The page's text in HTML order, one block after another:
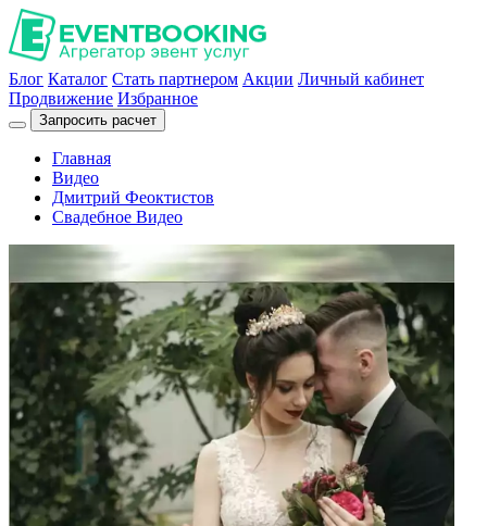
Блог Каталог Стать партнером Акции Личный кабинет
Продвижение Избранное
Запросить расчет
Главная
Видео
Дмитрий Феоктистов
Свадебное Видео